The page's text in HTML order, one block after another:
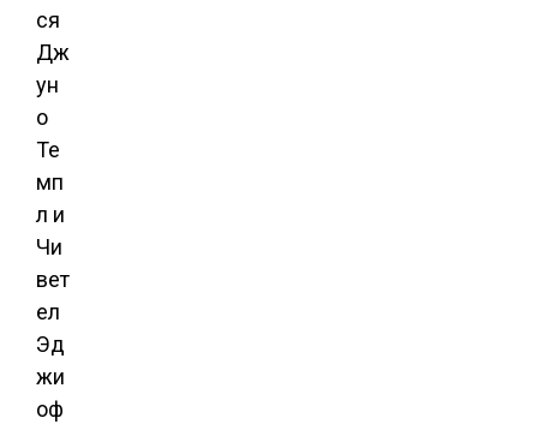
ся
Дж
ун
о
Те
мп
л и
Чи
вет
ел
Эд
жи
оф